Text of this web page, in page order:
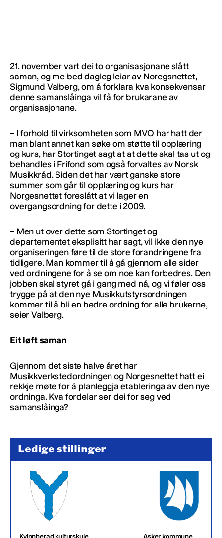
21. november vart dei to organisasjonane slått
saman, og me bed dagleg leiar av Noregsnettet,
Sigmund Valberg, om å forklara kva konsekvensar
denne samanslåinga vil få for brukarane av
organisasjonane.
– I forhold til virksomheten som MVO har hatt der
man blant annet kan søke om støtte til opplæring
og kurs, har Stortinget sagt at at dette skal tas ut og
behandles i Frifond som også forvaltes av Norsk
Musikkråd. Siden det har vært ganske store
summer som går til opplæring og kurs har
Norgesnettet foreslått at vi lager en
overgangsordning for dette i 2009.
– Men ut over dette som Stortinget og
departementet eksplisitt har sagt,vil ikke den nye
organiseringen føre til de store forandringene fra
tidligere. Man kommer til å gå gjennom alle sider
ved ordningene for å se om noe kan forbedres. Den
jobben skal styret gå i gang med nå, og vi føler oss
trygge på at den nye Musikkutstyrsordningen
kommer til å bli en bedre ordning for alle brukerne,
seier Valberg.
Eit løft saman
Gjennom det siste halve året har
Musikkverkstedordningen og Norgesnettet hatt ei
rekkje møte for å planleggja etableringa av den nye
ordninga. Kva fordelar ser dei for seg ved
samanslåinga?
Ledige stillinger
Kvinnherad kulturskule Asker kommune